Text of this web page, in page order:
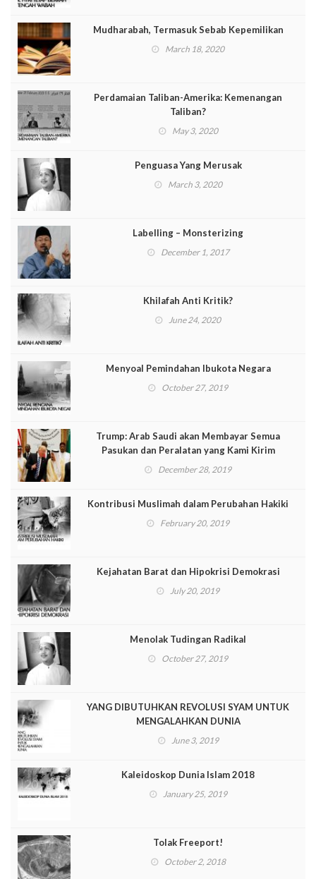
Mudharabah, Termasuk Sebab Kepemilikan
March 18, 2020
Perdamaian Taliban-Amerika: Kemenangan
Taliban?
May 3, 2020
Penguasa Yang Merusak
March 3, 2020
Labelling – Monsterizing
December 1, 2017
Khilafah Anti Kritik?
June 24, 2020
Menyoal Pemindahan Ibukota Negara
October 27, 2019
Trump: Arab Saudi akan Membayar Semua
Pasukan dan Peralatan yang Kami Kirim
December 28, 2019
Kontribusi Muslimah dalam Perubahan Hakiki
February 20, 2019
Kejahatan Barat dan Hipokrisi Demokrasi
July 20, 2019
Menolak Tudingan Radikal
October 27, 2019
YANG DIBUTUHKAN REVOLUSI SYAM UNTUK
MENGALAHKAN DUNIA
June 3, 2019
Kaleidoskop Dunia Islam 2018
January 25, 2019
Tolak Freeport!
October 2, 2018